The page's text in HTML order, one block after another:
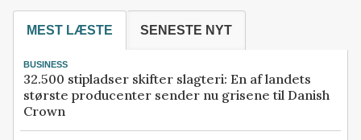
MEST LÆSTE SENESTE NYT
BUSINESS
32.500 stipladser skifter slagteri: En af landets
største producenter sender nu grisene til Danish
Crown